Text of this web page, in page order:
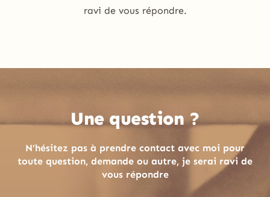
ravi de vous répondre.
Une question ?
N’hésitez pas à prendre contact avec moi pour
toute question, demande ou autre, je serai ravi de
vous répondre